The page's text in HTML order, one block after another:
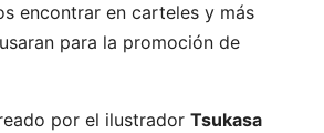
encontrar en carteles y más
para la promoción de
por el ilustrador Tsukasa